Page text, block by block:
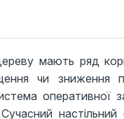
мають ряд
чи зниження
оперативної
настільний